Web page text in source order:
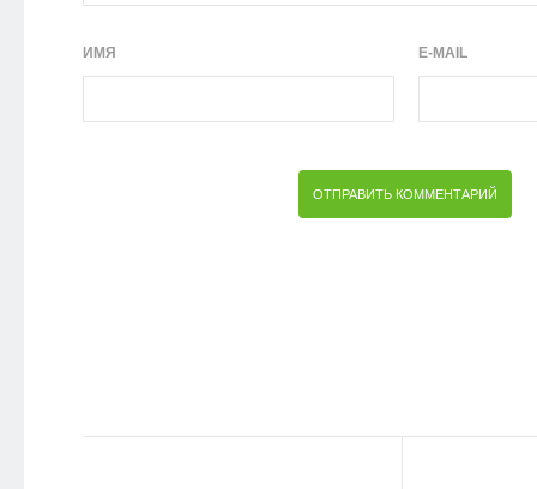
ИМЯ E-MAIL